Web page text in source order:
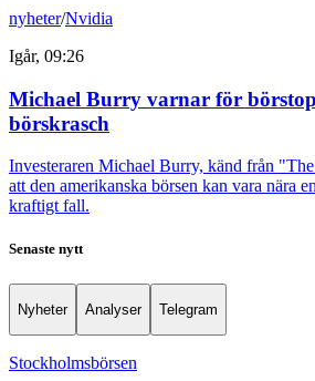
nyheter/Nvidia
Igår, 09:26
Michael Burry varnar för
börskrasch
Investeraren Michael Burry, känd från
att den amerikanska börsen kan vara nära
kraftigt fall.
Senaste nytt
Nyheter Analyser Telegram
Stockholmsbörsen